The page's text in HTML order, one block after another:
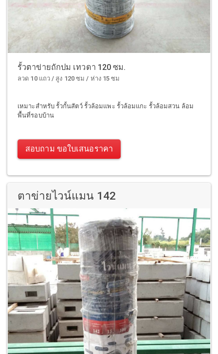
รั้วตาข่ายถักปม เทวดา 120 ซม.
ลวด 10 แถว / สูง 120 ซม / ห่าง 15 ซม
เหมาะสำหรับ รั้วกั้นสัตว์ รั้วล้อมแพะ รั้วล้อมแกะ รั้วล้อมสวน ล้อม
พื้นที่รอบบ้าน
สอบถาม ขอใบเสนอราคา
ตาข่ายไวน์แมน 142